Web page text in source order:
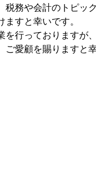
税務や会計のトピッ
すと幸いです。
行っておりますが
愛顧を賜りますと幸